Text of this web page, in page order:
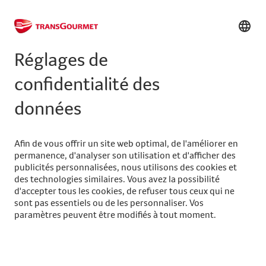
Trouver un conseiller clientèle
Centrale
+41 31 858 48 48
info@transgourmet.ch
your
language
Suivez-nous sur